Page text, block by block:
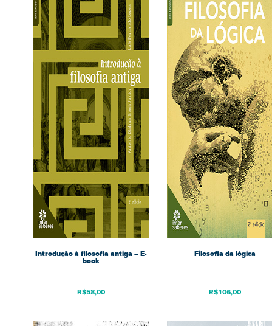
Introdução à filosofia antiga – E-
book
R$58,00
Filosofia da lógica
R$106,00